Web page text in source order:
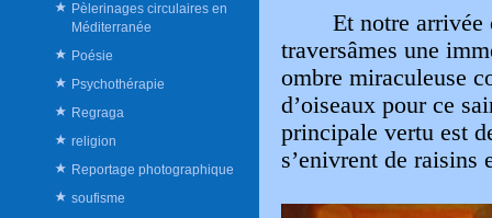
Pèlerinages circulaires en
Méditerranée
Poésie
Psychothérapie
Regraga
religion
Reportage photographique
soufisme
Et notre arrivée
traversâmes une
ombre miraculeuse
d’oiseaux pour ce
principale vertu est
s’enivrent de raisins